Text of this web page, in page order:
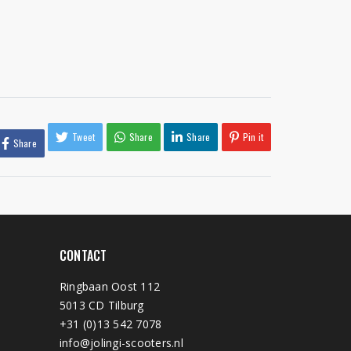
Share Tweet Share Share Pin it
CONTACT
Ringbaan Oost 112
5013 CD Tilburg
+31 (0)13 542 7078
info@jolingi-scooters.nl